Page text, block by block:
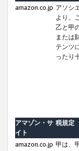
amazon.co.jp アソシ
より、
乙と甲
または
テンツ
ったり
アマゾン・サ
イト
税規定
amazon.co.jp 甲は、